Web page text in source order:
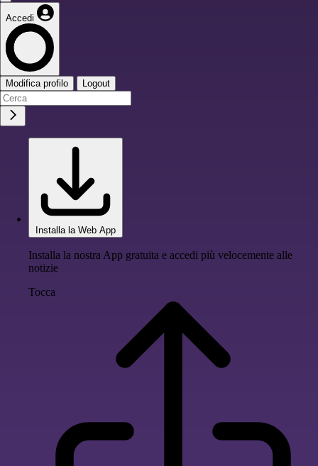
Accedi
Modifica profilo Logout
Installa la Web App
Installa la nostra App gratuita e accedi più velocemente alle
notizie
Tocca